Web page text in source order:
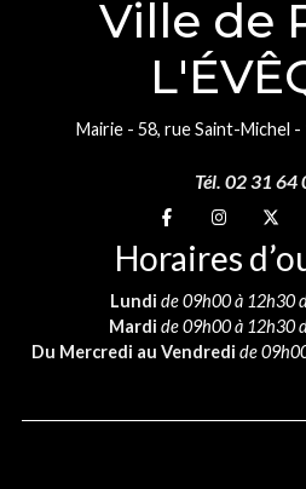
Ville de
Mairie - 58, rue Saint-Michel
Tél. 02 31 64
Suivez-nous sur
Suivez-
Horaires
Lundi de 09h00 à 12h30
Mardi
de 09h00 à 12h30